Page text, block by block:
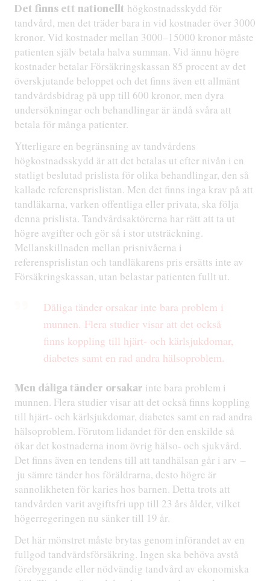
Det finns ett nationellt högkostnadsskydd för
tandvård, men det träder bara in vid kostnader över 3000
kronor. Vid kostnader mellan 3000–15000 kronor måste
patienten själv betala halva summan. Vid ännu högre
kostnader betalar Försäkringskassan 85 procent av det
överskjutande beloppet och det finns även ett allmänt
tandvårdsbidrag på upp till 600 kronor, men dyra
undersökningar och behandlingar är ändå svåra att
betala för många patienter.
Ytterligare en begränsning av tandvårdens
högkostnadsskydd är att det betalas ut efter nivån i en
statligt beslutad prislista för olika behandlingar, den så
kallade referensprislistan. Men det finns inga krav på att
tandläkarna, varken offentliga eller privata, ska följa
denna prislista. Tandvårdsaktörerna har rätt att ta ut
högre avgifter och gör så i stor utsträckning.
Mellanskillnaden mellan prisnivåerna i
referensprislistan och tandläkarens pris ersätts inte av
Försäkringskassan, utan belastar patienten fullt ut.
Dåliga tänder orsakar inte bara problem i
munnen. Flera studier visar att det också
finns koppling till hjärt- och kärlsjukdomar,
diabetes samt en rad andra hälsoproblem.
Men dåliga tänder orsakar inte bara problem i
munnen. Flera studier visar att det också finns koppling
till hjärt- och kärlsjukdomar, diabetes samt en rad andra
hälsoproblem. Förutom lidandet för den enskilde så
ökar det kostnaderna inom övrig hälso- och sjukvård.
Det finns även en tendens till att tandhälsan går i arv –
ju sämre tänder hos föräldrarna, desto högre är
sannolikheten för karies hos barnen. Detta trots att
tandvården varit avgiftsfri upp till 23 års ålder, vilket
högerregeringen nu sänker till 19 år.
Det här mönstret måste brytas genom införandet av en
fullgod tandvårdsförsäkring. Ingen ska behöva avstå
förebyggande eller nödvändig tandvård av ekonomiska